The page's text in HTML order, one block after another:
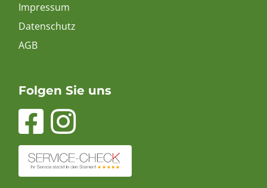
Impressum
Datenschutz
AGB
Folgen Sie uns